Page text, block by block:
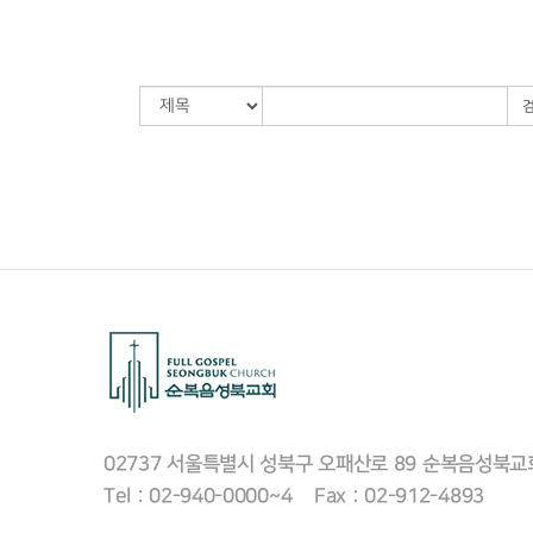
02737 서울특별시 성북구 오패산로 89 순복음성북교
Tel : 02-940-0000~4 Fax : 02-912-4893